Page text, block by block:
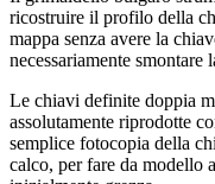
ricostruire il profilo della
mappa senza avere la
necessariamente smontare
Le chiavi definite doppia
assolutamente riprodotte
semplice fotocopia della
calco, per fare da modello